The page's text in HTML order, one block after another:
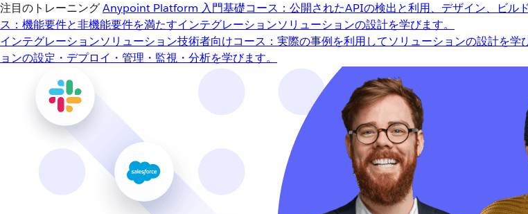
注目のトレーニングAnypoint Platform 入門基礎コース：公開されたAPIの検出と利用、デザイン、ビル
ス：機能要件と非機能要件を満たすインテグレーションソリューションの設計を学びます。
インテグレーションソリューション技術者向けコース：実際の事例を利用してソリューションの設計を学
ョンの設定・デプロイ・管理・監視・分析を学びます。